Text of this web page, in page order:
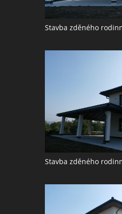
Stavba zděného
Stavba zděného